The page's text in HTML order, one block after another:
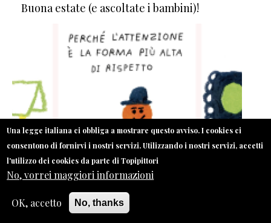
Buona estate (e ascoltate i bambini)!
Una legge italiana ci obbliga a mostrare questo avviso. I cookies ci
consentono di fornirvi i nostri servizi. Utilizzando i nostri servizi, accetti
l'utilizzo dei cookies da parte di Topipittori
No, vorrei maggiori informazioni
OK, accetto No, thanks